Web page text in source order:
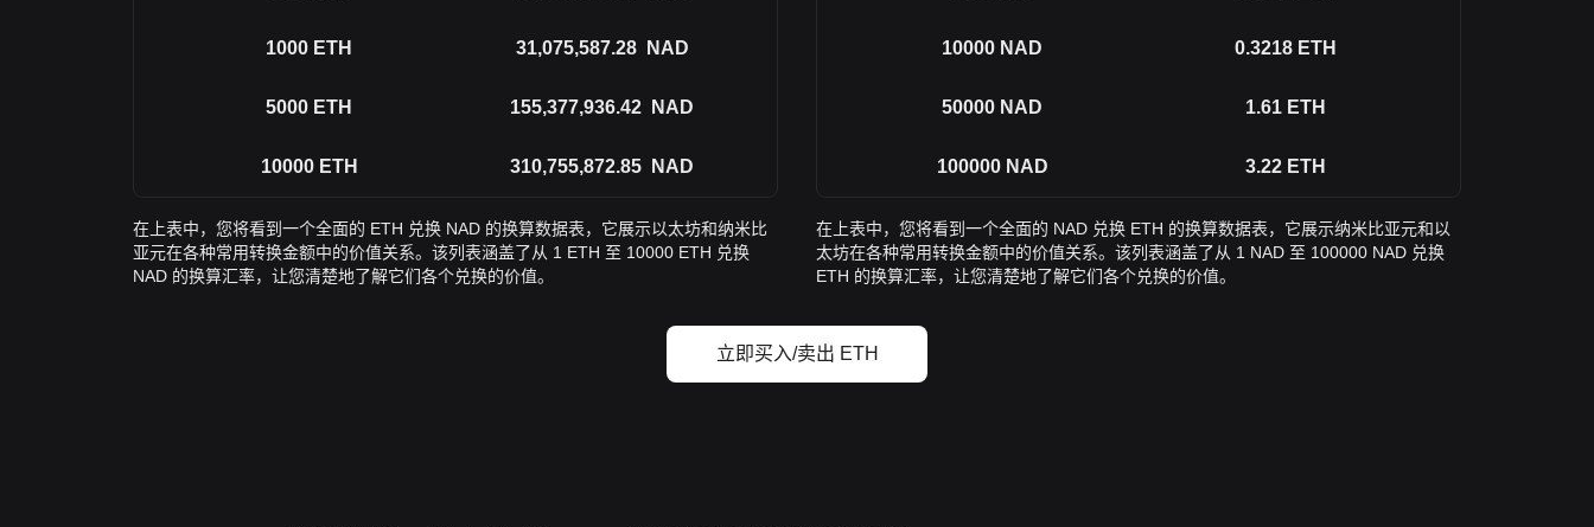
1000 ETH 31,075,587.28 NAD
5000 ETH 155,377,936.42 NAD
10000 ETH 310,755,872.85 NAD
在上表中，您将看到一个全面的 ETH 兑换 NAD 的换算数据表，它展示以太坊和纳米比
亚元在各种常用转换金额中的价值关系。该列表涵盖了从 1 ETH 至 10000 ETH 兑换
NAD 的换算汇率，让您清楚地了解它们各个兑换的价值。
10000 NAD 0.3218 ETH
50000 NAD 1.61 ETH
100000 NAD 3.22 ETH
在上表中，您将看到一个全面的 NAD 兑换 ETH 的换算数据表，它展示纳米比亚元和以
太坊在各种常用转换金额中的价值关系。该列表涵盖了从 1 NAD 至 100000 NAD 兑换
ETH 的换算汇率，让您清楚地了解它们各个兑换的价值。
立即买入/卖出 ETH